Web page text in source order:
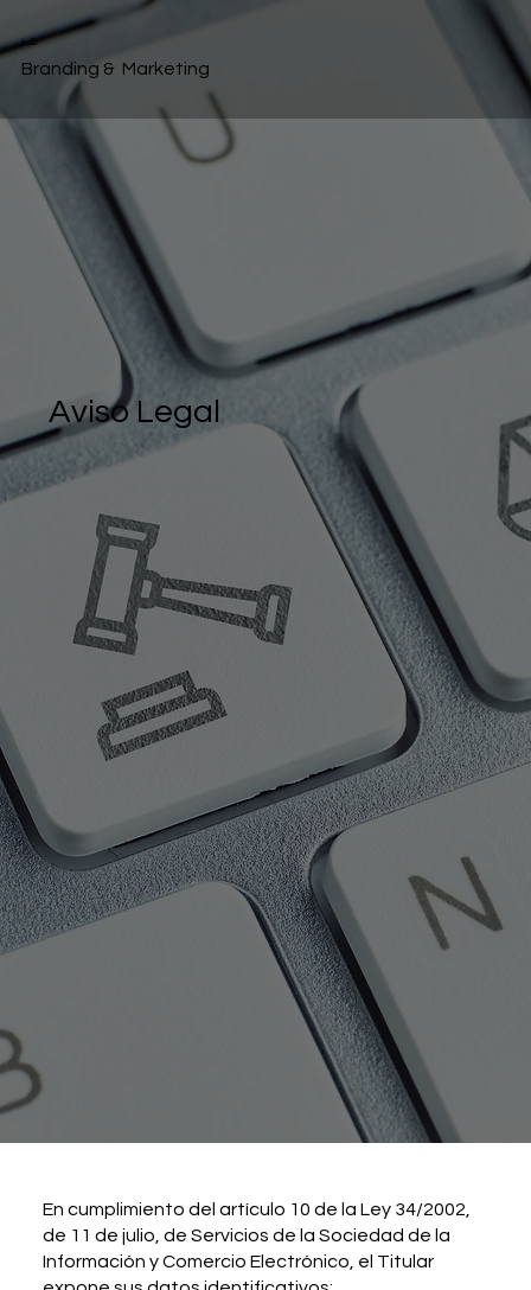
indib
Branding & Marketing
Aviso Legal
En cumplimiento del artículo 10 de la Ley 34/2002,
de 11 de julio, de Servicios de la Sociedad de la
Información y Comercio Electrónico, el Titular